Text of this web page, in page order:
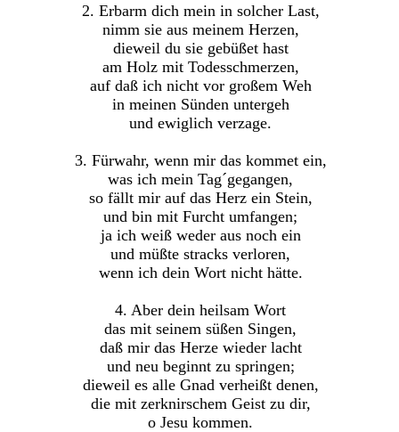
2. Erbarm dich mein in solcher Last,
nimm sie aus meinem Herzen,
dieweil du sie gebüßet hast
am Holz mit Todesschmerzen,
auf daß ich nicht vor großem Weh
in meinen Sünden untergeh
und ewiglich verzage.
3. Fürwahr, wenn mir das kommet ein,
was ich mein Tag´gegangen,
so fällt mir auf das Herz ein Stein,
und bin mit Furcht umfangen;
ja ich weiß weder aus noch ein
und müßte stracks verloren,
wenn ich dein Wort nicht hätte.
4. Aber dein heilsam Wort
das mit seinem süßen Singen,
daß mir das Herze wieder lacht
und neu beginnt zu springen;
dieweil es alle Gnad verheißt denen,
die mit zerknirschem Geist zu dir,
o Jesu kommen.